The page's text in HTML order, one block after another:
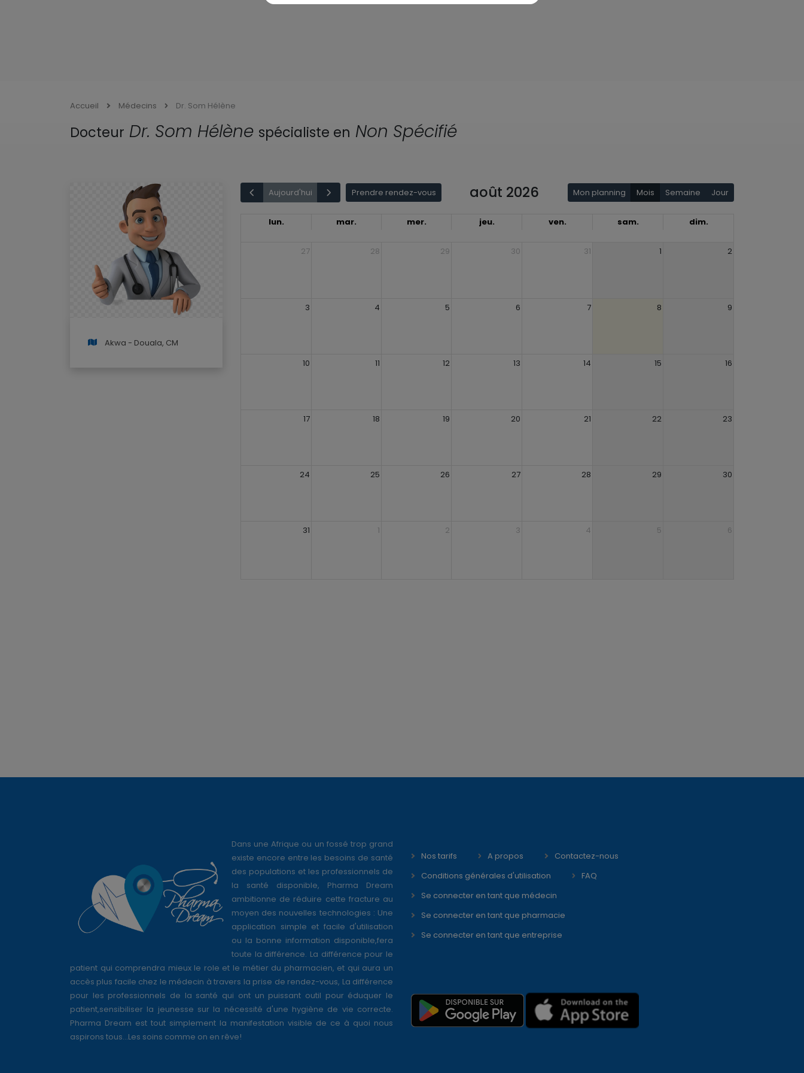
Accueil Médecins Dr. Som Hélène
Docteur Dr. Som Hélène spécialiste en Non Spécifié
Akwa - Douala, CM
Aujourd'hui Prendre rendez-vous août 2026 Mon planning Mois Semaine Jour
lun. mar. mer. jeu. ven. sam. dim.
27 28 29 30 31 1 2
3 4 5 6 7 8 9
10 11 12 13 14 15 16
17 18 19 20 21 22 23
24 25 26 27 28 29 30
31 1 2 3 4 5 6
Dans une Afrique ou un fossé trop grand
existe encore entre les besoins de santé
des populations et les professionnels de
la santé disponible, Pharma Dream
ambitionne de réduire cette fracture au
moyen des nouvelles technologies : Une
application simple et facile d'utilisation
ou la bonne information disponible,fera
toute la différence. La différence pour le
patient qui comprendra mieux le role et le métier du pharmacien, et qui aura un
accès plus facile chez le médecin à travers la prise de rendez-vous, La différence
pour les professionnels de la santé qui ont un puissant outil pour éduquer le
patient,sensibiliser la jeunesse sur la nécessité d'une hygiène de vie correcte.
Pharma Dream est tout simplement la manifestation visible de ce à quoi nous
aspirons tous...Les soins comme on en rêve!
Nos tarifs A propos
Contactez-nous
Conditions générales d'utilisation
FAQ
Se connecter en tant que médecin
Se connecter en tant que pharmacie
Se connecter en tant que entreprise